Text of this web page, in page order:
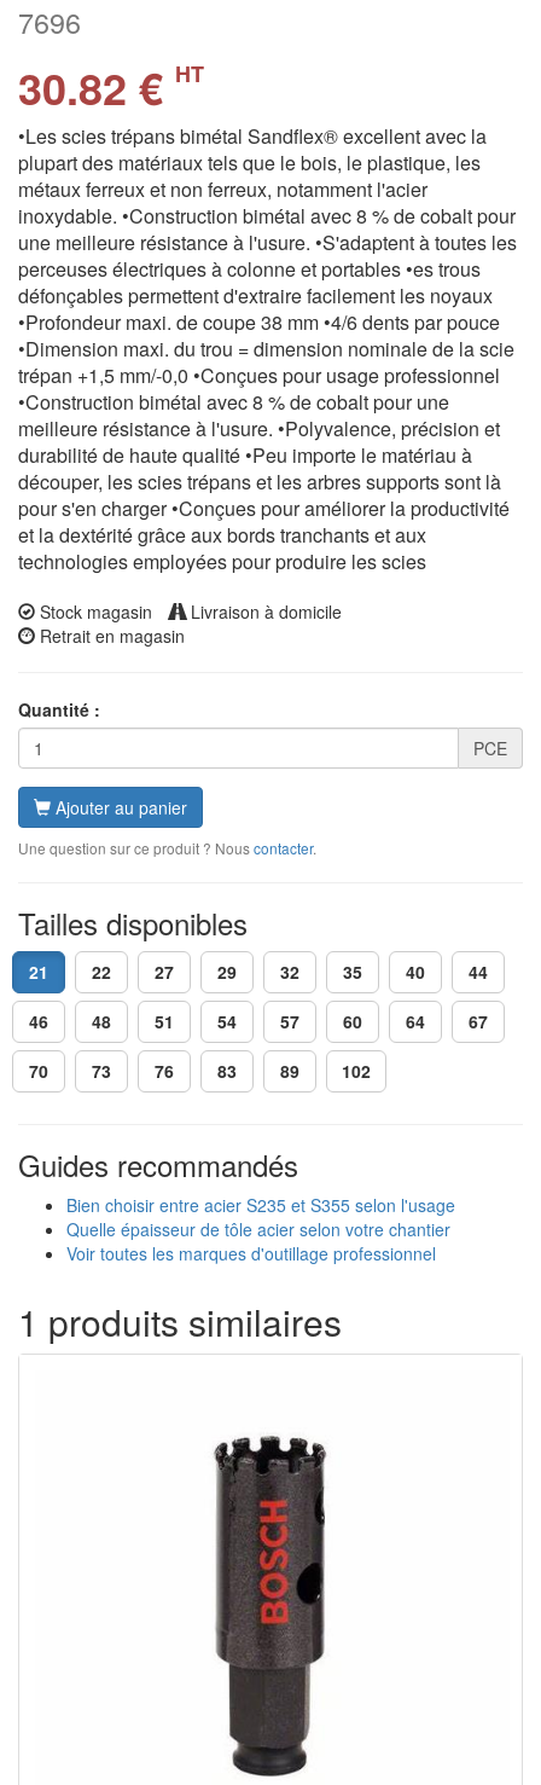
7696
30.82 € HT
•Les scies trépans bimétal Sandflex® excellent avec la
plupart des matériaux tels que le bois, le plastique, les
métaux ferreux et non ferreux, notamment l'acier
inoxydable. •Construction bimétal avec 8 % de cobalt pour
une meilleure résistance à l'usure. •S'adaptent à toutes les
perceuses électriques à colonne et portables •es trous
défonçables permettent d'extraire facilement les noyaux
•Profondeur maxi. de coupe 38 mm •4/6 dents par pouce
•Dimension maxi. du trou = dimension nominale de la scie
trépan +1,5 mm/-0,0 •Conçues pour usage professionnel
•Construction bimétal avec 8 % de cobalt pour une
meilleure résistance à l'usure. •Polyvalence, précision et
durabilité de haute qualité •Peu importe le matériau à
découper, les scies trépans et les arbres supports sont là
pour s'en charger •Conçues pour améliorer la productivité
et la dextérité grâce aux bords tranchants et aux
technologies employées pour produire les scies
Stock magasin
Livraison à domicile
Retrait en magasin
Quantité :
PCE
Ajouter au panier
Une question sur ce produit ? Nouscontacter.
Tailles disponibles
21 22 27 29 32 35 40 44
46 48 51 54 57 60 64 67
70 73 76 83 89 102
Guides recommandés
Bien choisir entre acier S235 et S355 selon l'usage
Quelle épaisseur de tôle acier selon votre chantier
Voir toutes les marques d'outillage professionnel
1 produits similaires